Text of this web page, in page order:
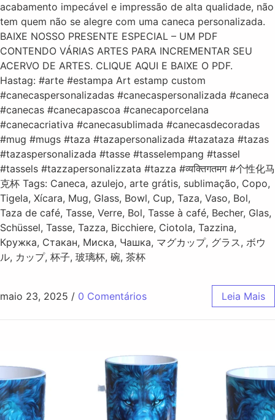
acabamento impecável e impressão de alta qualidade, não
tem quem não se alegre com uma caneca personalizada.
BAIXE NOSSO PRESENTE ESPECIAL – UM PDF
CONTENDO VÁRIAS ARTES PARA INCREMENTAR SEU
ACERVO DE ARTES. CLIQUE AQUI E BAIXE O PDF.
Hastag: #arte #estampa Art estamp custom
#canecaspersonalizadas #canecaspersonalizada #caneca
#canecas #canecapascoa #canecaporcelana
#canecacriativa #canecasublimada #canecasdecoradas
#mug #mugs #taza #tazapersonalizada #tazataza #tazas
#tazaspersonalizada #tasse #tasselempang #tassel
#tassels #tazzapersonalizzata #tazza #व्यक्तिगतमग #个性化马
克杯 Tags: Caneca, azulejo, arte grátis, sublimação, Copo,
Tigela, Xícara, Mug, Glass, Bowl, Cup, Taza, Vaso, Bol,
Taza de café, Tasse, Verre, Bol, Tasse à café, Becher, Glas,
Schüssel, Tasse, Tazza, Bicchiere, Ciotola, Tazzina,
Кружка, Стакан, Миска, Чашка, マグカップ, グラス, ボウ
ル, カップ, 杯子, 玻璃杯, 碗, 茶杯
maio 23, 2025 / 0 Comentários Leia Mais